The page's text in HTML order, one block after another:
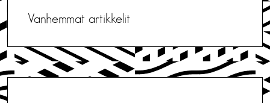
A
r
t
Vanhemmat artikkelit